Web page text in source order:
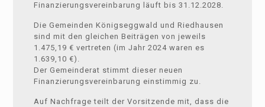
Finanzierungsvereinbarung läuft bis 31.12.2028.
Die Gemeinden Königseggwald und Riedhausen
sind mit den gleichen Beiträgen von jeweils
1.475,19 € vertreten (im Jahr 2024 waren es
1.639,10 €).
Der Gemeinderat stimmt dieser neuen
Finanzierungsvereinbarung einstimmig zu.
Auf Nachfrage teilt der Vorsitzende mit, dass die